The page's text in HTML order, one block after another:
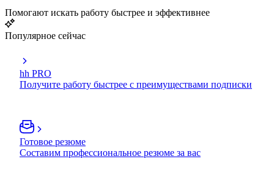
Помогают искать работу быстрее и эффективнее
Популярное сейчас
hh PRO
Получите работу быстрее с преимуществами подписки
Готовое резюме
Составим профессиональное резюме за вас